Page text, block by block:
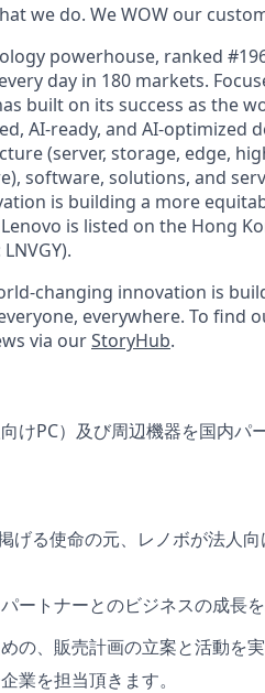
we do. We WOW our
powerhouse, ranked
day in 180 markets.
built on its success as the
AI-ready, and AI-optimized
(server, storage, edge,
software, solutions, and
is building a more
is listed on the Hong
changing innovation is
everywhere. To find
via ourStoryHub.
けPC）及び周辺機器を国内パ
る使命の元、レノボが法人
トナーとのビジネスの成長を
の、販売計画の立案と活動を実
業を担当頂きます。